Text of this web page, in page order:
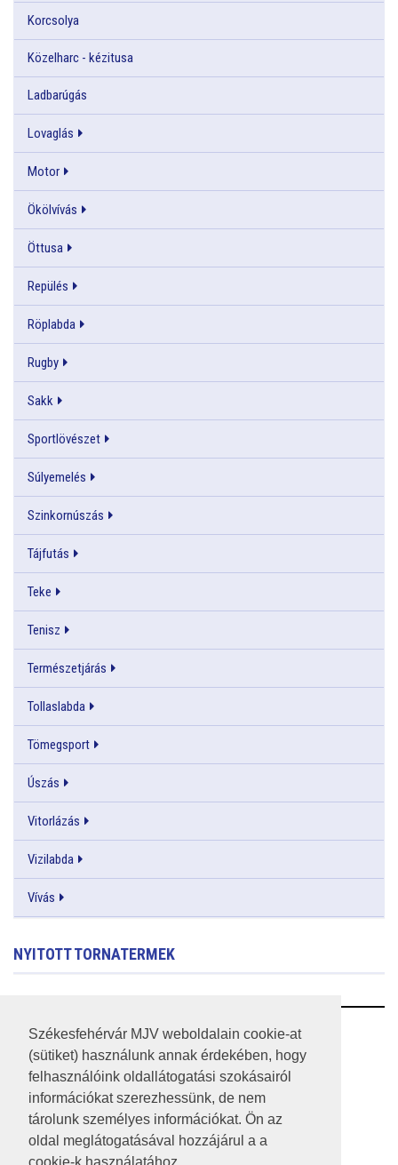
Székesfehérvár MJV weboldalain cookie-at
(sütiket) használunk annak érdekében, hogy
felhasználóink oldallátogatási szokásairól
információkat szerezhessünk, de nem
tárolunk személyes információkat. Ön az
oldal meglátogatásával hozzájárul a a
Korcsolya
Közelharc - kézitusa
Ladbarúgás
Lovaglás
Motor
Ökölvívás
Öttusa
Repülés
Röplabda
Rugby
Sakk
Sportlövészet
Súlyemelés
Szinkornúszás
Tájfutás
Teke
Tenisz
Természetjárás
Tollaslabda
Tömegsport
Úszás
Vitorlázás
Vizilabda
Vívás
NYITOTT TORNATERMEK
RSS
A HONLAP 2017.03.31-I ÁLLAPOTA
JOGI NYILATKOZAT
IMPRESSZUM